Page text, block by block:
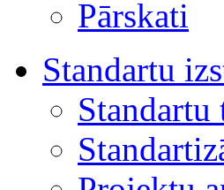
Pārskati
Standartu
Standartu